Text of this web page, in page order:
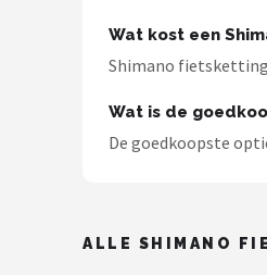
Schwalbe
Cortina
Wat kost een
Shimano
Wat is de
De goedkoopste
ALLE SHIMANO